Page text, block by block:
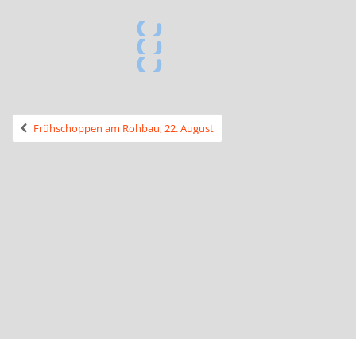
Frühschoppen am Rohbau, 22. August